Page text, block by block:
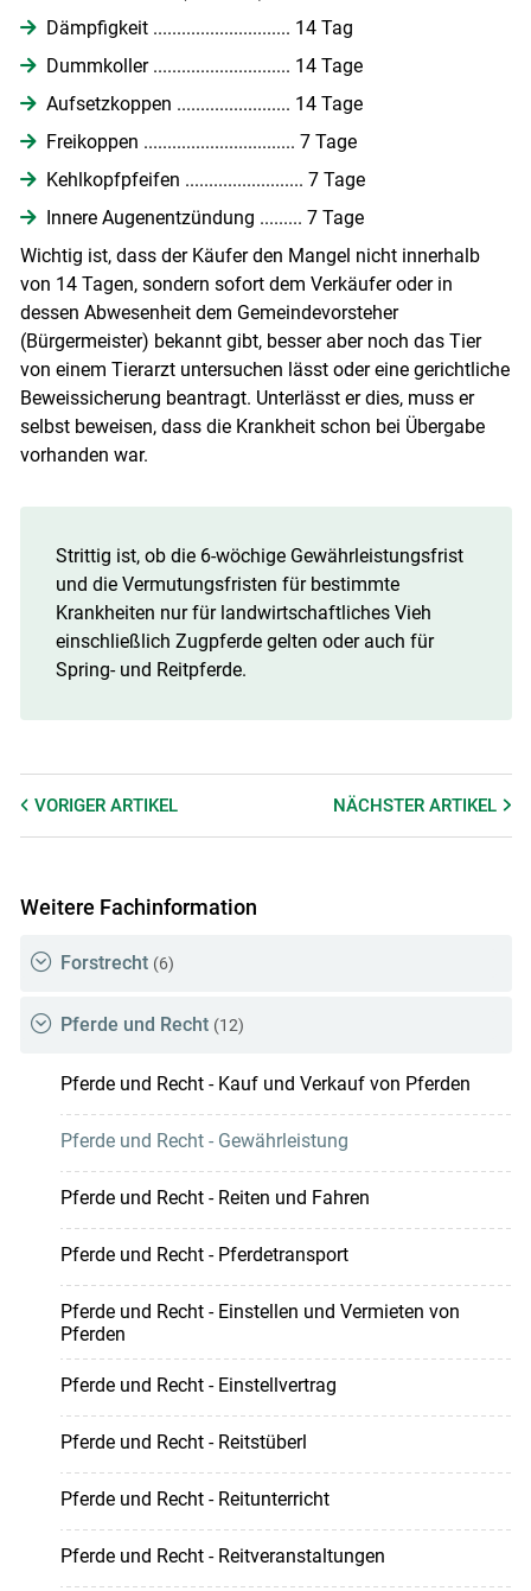
Dämpfigkeit ............................. 14 Tag
Dummkoller ............................. 14 Tage
Aufsetzkoppen ........................ 14 Tage
Freikoppen ................................ 7 Tage
Kehlkopfpfeifen ......................... 7 Tage
Innere Augenentzündung ......... 7 Tage
Wichtig ist, dass der Käufer den Mangel nicht innerhalb
von 14 Tagen, sondern sofort dem Verkäufer oder in
dessen Abwesenheit dem Gemeindevorsteher
(Bürgermeister) bekannt gibt, besser aber noch das Tier
von einem Tierarzt untersuchen lässt oder eine gerichtliche
Beweissicherung beantragt. Unterlässt er dies, muss er
selbst beweisen, dass die Krankheit schon bei Übergabe
vorhanden war.
Strittig ist, ob die 6-wöchige Gewährleistungsfrist
und die Vermutungsfristen für bestimmte
Krankheiten nur für landwirtschaftliches Vieh
einschließlich Zugpferde gelten oder auch für
Spring- und Reitpferde.
VORIGER ARTIKEL NÄCHSTERARTIKEL
Weitere Fachinformation
Forstrecht (6)
Pferde und Recht (12)
Pferde und Recht - Kauf und Verkauf von Pferden
Pferde und Recht - Gewährleistung
Pferde und Recht - Reiten und Fahren
Pferde und Recht - Pferdetransport
Pferde und Recht - Einstellen und Vermieten von
Pferden
Pferde und Recht - Einstellvertrag
Pferde und Recht - Reitstüberl
Pferde und Recht - Reitunterricht
Pferde und Recht - Reitveranstaltungen